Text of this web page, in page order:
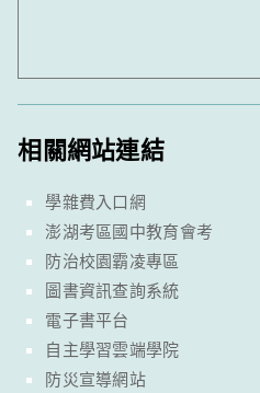
相關網站連結
學雜費入口網
澎湖考區國中教育會考
防治校園霸凌專區
圖書資訊查詢系統
電子書平台
自主學習雲端學院
防災宣導網站